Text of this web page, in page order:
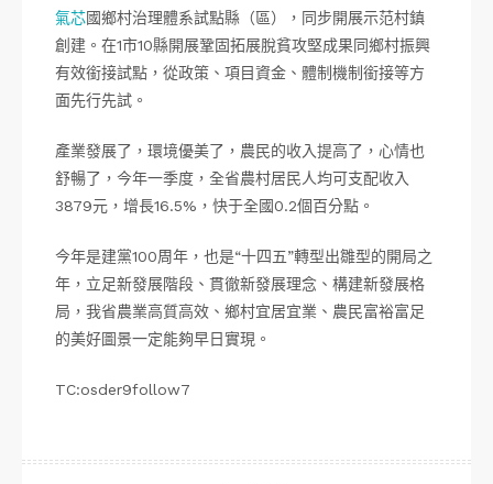
氣芯國鄉村治理體系試點縣（區），同步開展示范村鎮
創建。在1市10縣開展鞏固拓展脫貧攻堅成果同鄉村振興
有效銜接試點，從政策、項目資金、體制機制銜接等方
面先行先試。
產業發展了，環境優美了，農民的收入提高了，心情也
舒暢了，今年一季度，全省農村居民人均可支配收入
3879元，增長16.5%，快于全國0.2個百分點。
今年是建黨100周年，也是“十四五”轉型出雛型的開局之
年，立足新發展階段、貫徹新發展理念、構建新發展格
局，我省農業高質高效、鄉村宜居宜業、農民富裕富足
的美好圖景一定能夠早日實現。
TC:osder9follow7